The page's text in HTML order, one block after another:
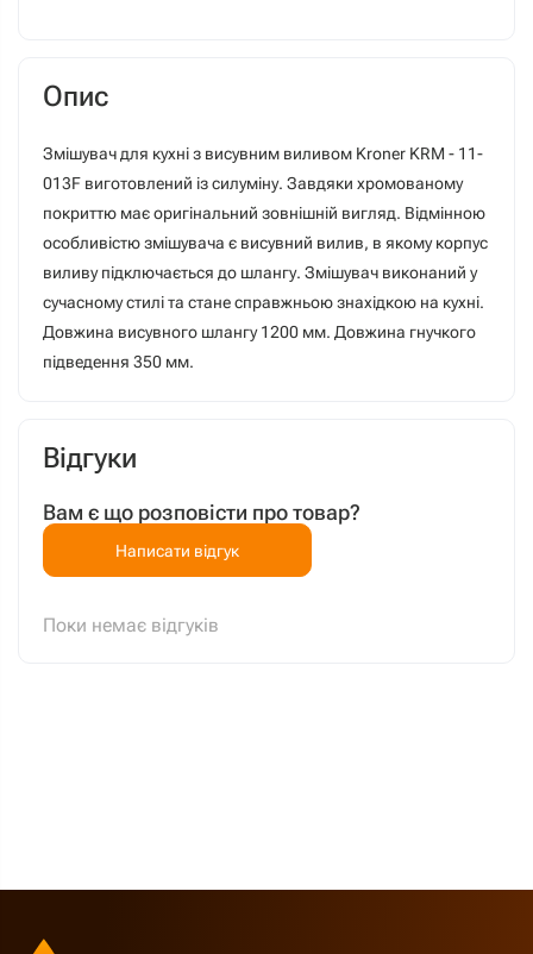
Опис
Змішувач для кухні з висувним виливом Kroner KRM - 11-
013F виготовлений із силуміну. Завдяки хромованому
покриттю має оригінальний зовнішній вигляд. Відмінною
особливістю змішувача є висувний вилив, в якому корпус
виливу підключається до шлангу. Змішувач виконаний у
сучасному стилі та стане справжньою знахідкою на кухні.
Довжина висувного шлангу 1200 мм. Довжина гнучкого
підведення 350 мм.
Відгуки
Вам є що розповісти про товар?
Написати відгук
Поки немає відгуків